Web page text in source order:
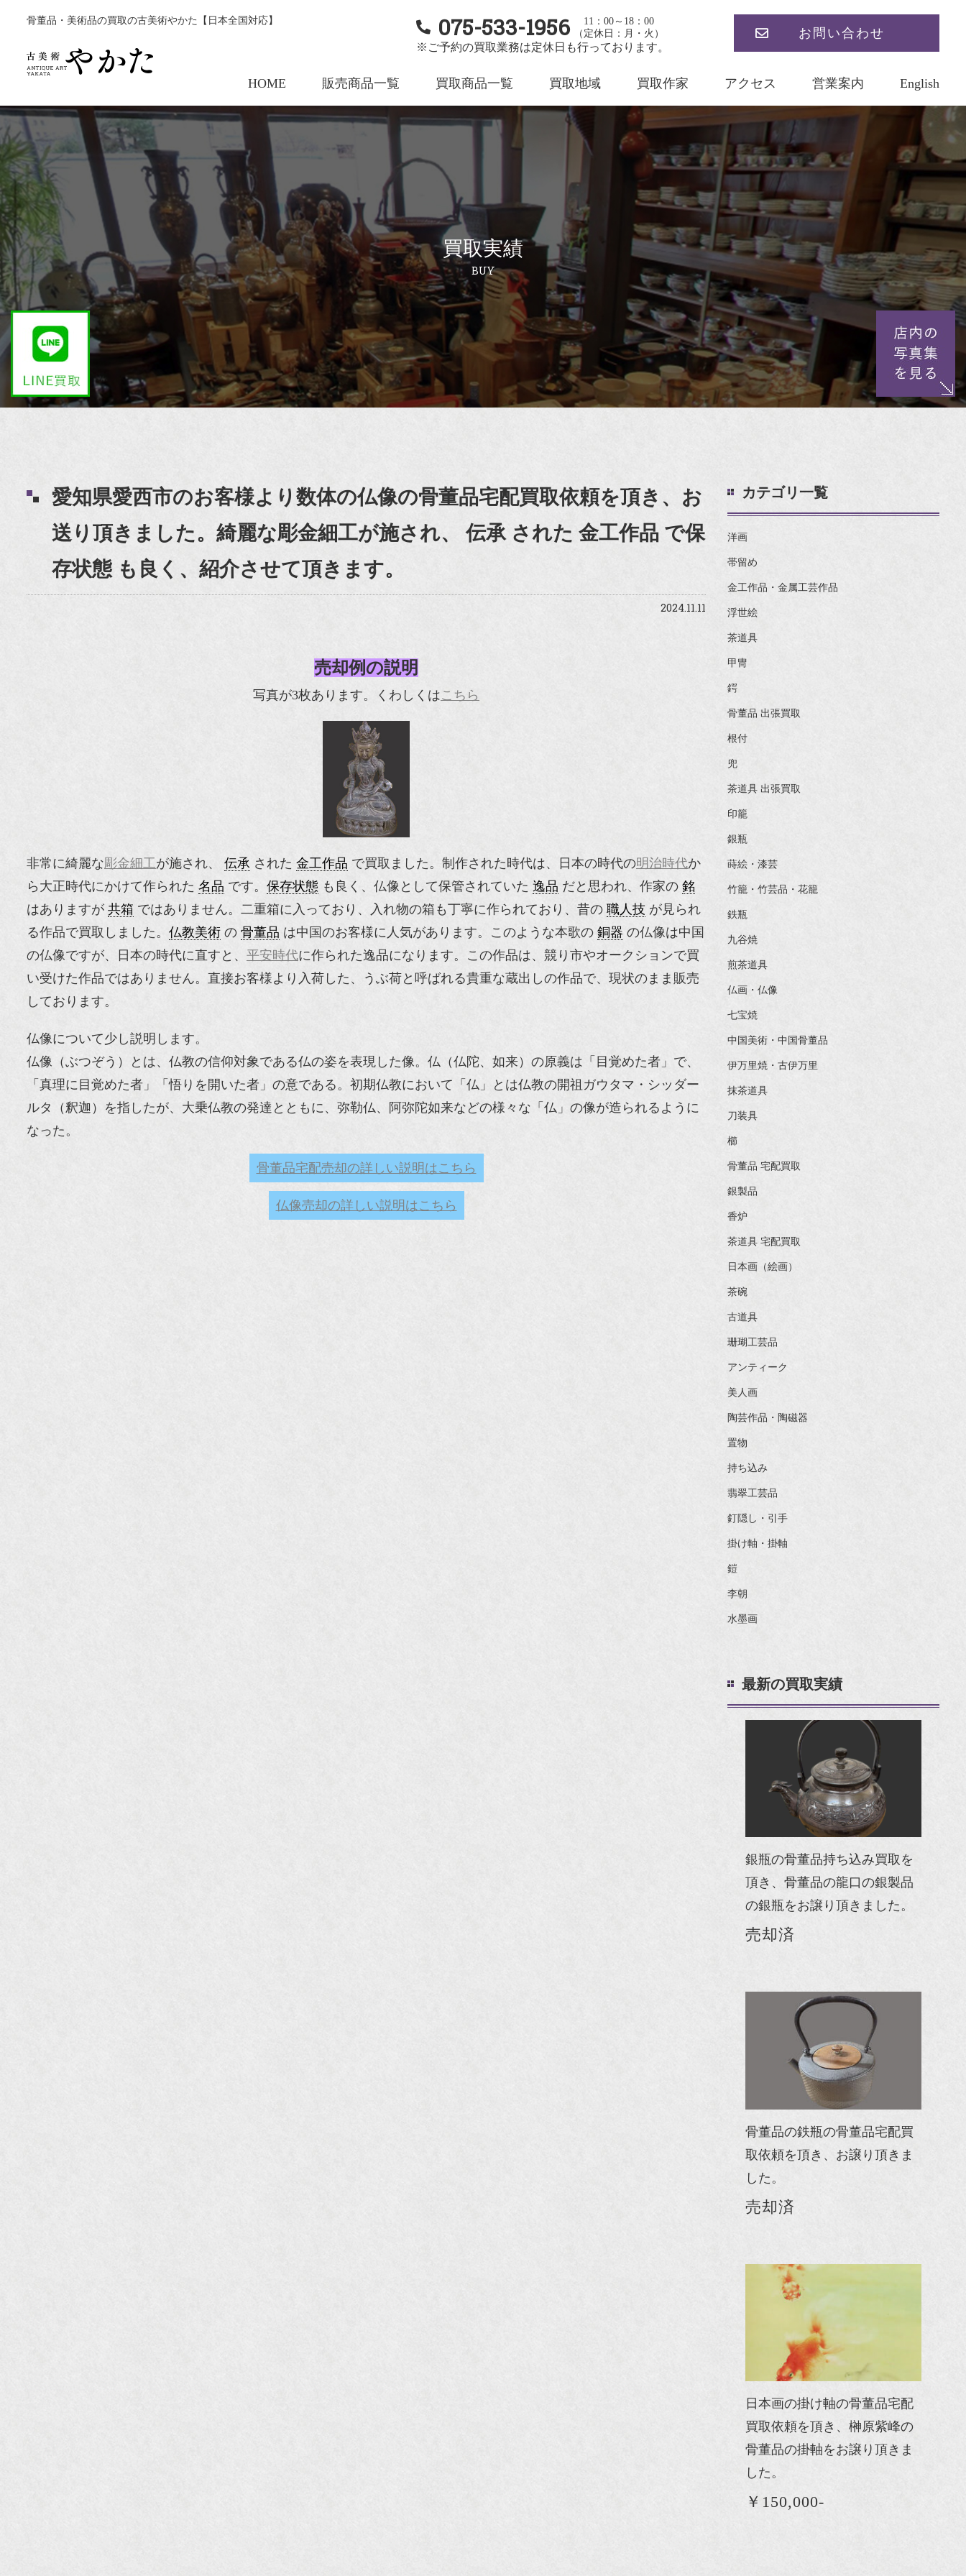
骨董品・美術品の買取の古美術やかた【日本全国対応】 075-533-1956
11：00～18：00
（定休日：月・火）
※ご予約の買取業務は定休日も行っております。
お問い合わせ
HOME 販売商品一覧 買取商品一覧 買取地域 買取作家 アクセス 営業案内 English
買取実績
BUY
愛知県愛西市のお客様より数体の仏像の骨董品宅配買取依頼を頂き、お
送り頂きました。綺麗な彫金細工が施され、 伝承 された 金工作品 で保
存状態 も良く、紹介させて頂きます。
2024.11.11
売却例の説明
写真が3枚あります。くわしくはこちら
非常に綺麗な彫金細工が施され、 伝承 された 金工作品 で買取ました。制作された時代は、日本の時代の明治時代か
ら大正時代にかけて作られた 名品 です。 保存状態 も良く、仏像として保管されていた 逸品 だと思われ、作家の 銘
はありますが 共箱 ではありません。二重箱に入っており、入れ物の箱も丁寧に作られており、昔の 職人技 が見られ
る作品で買取しました。 仏教美術 の 骨董品 は中国のお客様に人気があります。このような本歌の 銅器 の仏像は中国
の仏像ですが、日本の時代に直すと、 平安時代に作られた逸品になります。この作品は、競り市やオークションで買
い受けた作品ではありません。直接お客様より入荷した、うぶ荷と呼ばれる貴重な蔵出しの作品で、現状のまま販売
しております。
仏像について少し説明します。
仏像（ぶつぞう）とは、仏教の信仰対象である仏の姿を表現した像。仏（仏陀、如来）の原義は「目覚めた者」で、
「真理に目覚めた者」「悟りを開いた者」の意である。初期仏教において「仏」とは仏教の開祖ガウタマ・シッダー
ルタ（釈迦）を指したが、大乗仏教の発達とともに、弥勒仏、阿弥陀如来などの様々な「仏」の像が造られるように
なった。
骨董品宅配売却の詳しい説明はこちら
仏像売却の詳しい説明はこちら
カテゴリ一覧
洋画
帯留め
金工作品・金属工芸作品
浮世絵
茶道具
甲冑
鍔
骨董品 出張買取
根付
兜
茶道具 出張買取
印籠
銀瓶
蒔絵・漆芸
竹籠・竹芸品・花籠
鉄瓶
九谷焼
煎茶道具
仏画・仏像
七宝焼
中国美術・中国骨董品
伊万里焼・古伊万里
抹茶道具
刀装具
櫛
骨董品 宅配買取
銀製品
香炉
茶道具 宅配買取
日本画（絵画）
茶碗
古道具
珊瑚工芸品
アンティーク
美人画
陶芸作品・陶磁器
置物
持ち込み
翡翠工芸品
釘隠し・引手
掛け軸・掛軸
鎧
李朝
水墨画
最新の買取実績
銀瓶の骨董品持ち込み買取を
頂き、骨董品の龍口の銀製品
の銀瓶をお譲り頂きました。
売却済
骨董品の鉄瓶の骨董品宅配買
取依頼を頂き、お譲り頂きま
した。
売却済
日本画の掛け軸の骨董品宅配
買取依頼を頂き、榊原紫峰の
骨董品の掛軸をお譲り頂きま
した。
￥150,000-